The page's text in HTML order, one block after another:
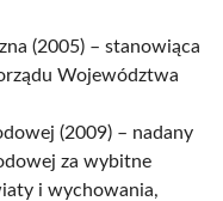
(2005) – stanowiąca
Województwa
(2009) – nadany
za wybitne
i wychowania,